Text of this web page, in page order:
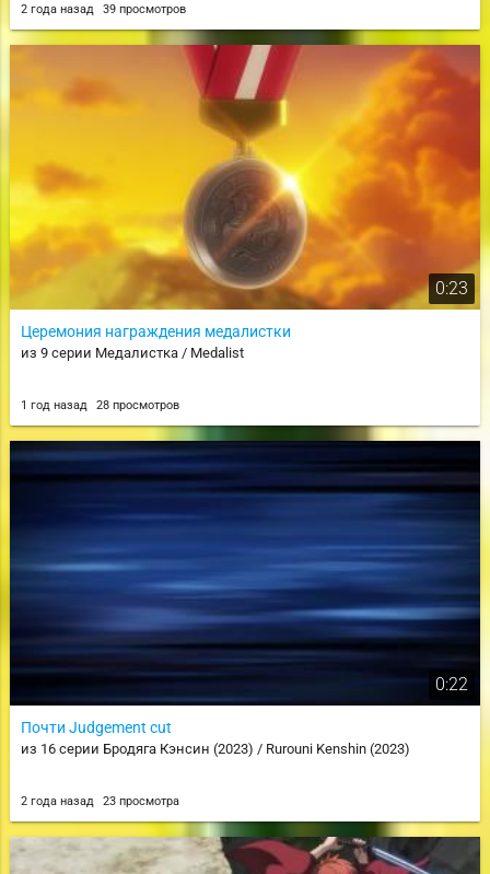
2 года назад 39 просмотров
0:23
Церемония награждения медалистки
из 9 серии Медалистка / Medalist
1 год назад 28 просмотров
0:22
Почти Judgement cut
из 16 серии Бродяга Кэнсин (2023) / Rurouni Kenshin (2023)
2 года назад 23 просмотра